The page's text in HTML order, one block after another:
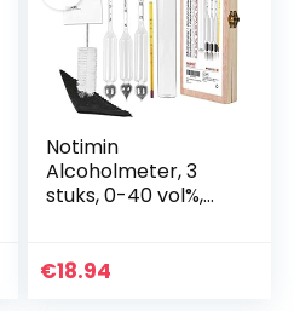
Notimin
Alcoholmeter, 3
stuks, 0-40 vol%,
tester,
€18.94